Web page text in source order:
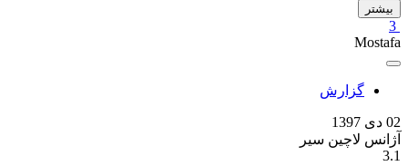
بیشتر
3
Mostafa
گزارش
02 دی 1397
آژانس لاچین سیر
3.1